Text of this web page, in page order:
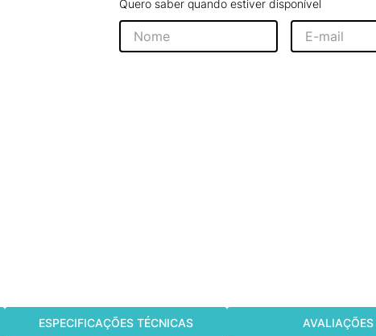
Quero saber quando estiver disponível
ESPECIFICAÇÕES TÉCNICAS AVALIAÇÕES